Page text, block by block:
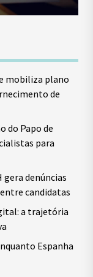
mobiliza plano
de
do Papo de
para
denúncias
candidatas
a trajetória
Espanha